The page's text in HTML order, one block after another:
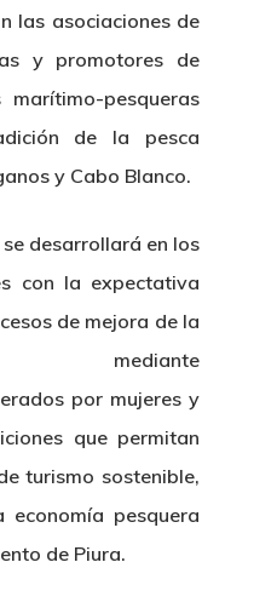
las asociaciones de
y promotores de
pesqueras
de la pesca
y Cabo Blanco.
desarrollará en los
con la expectativa
de mejora de la
mediante
por mujeres y
que permitan
turismo sostenible,
economía pesquera
de Piura.